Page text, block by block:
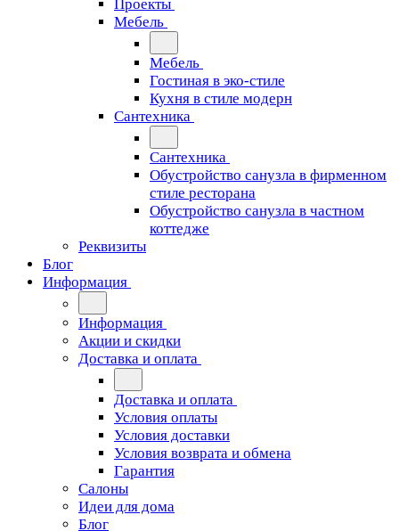
Проекты
Мебель
Мебель
Гостиная в эко-стиле
Кухня в стиле модерн
Сантехника
Сантехника
Обустройство санузла в фирменном
стиле ресторана
Обустройство санузла в частном
коттедже
Реквизиты
Блог
Информация
Информация
Акции и скидки
Доставка и оплата
Доставка и оплата
Условия оплаты
Условия доставки
Условия возврата и обмена
Гарантия
Салоны
Идеи для дома
Блог